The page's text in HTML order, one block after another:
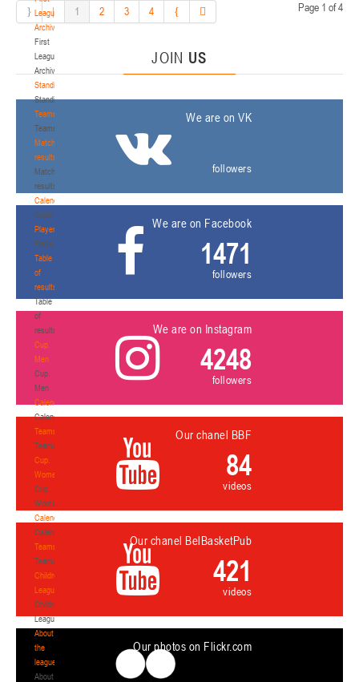
League.
Archive
First
League.
Archive
Standings
Standings
Teams
Teams
Match
results
Match
results
Calendar
Calendar
Players
Players
Table
of
results
Table
of
results
Cup.
Men
Cup.
Men
Calendar
Calendar
Teams
Teams
Cup.
Women
Cup.
Women
Calendar
Calendar
Teams
Teams
Children's
League
Children's
League
About
the
league
About
Page 1 of 4
1 2 3 4
JOIN US
We are on VK
followers
We are on Facebook
1471
followers
We are on Instagram
4248
followers
Our chanel BBF
84
videos
Our chanel BelBasketPub
421
videos
Our photos on Flickr.com